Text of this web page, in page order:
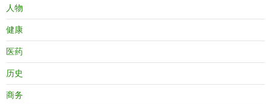
人物
健康
医药
历史
商务